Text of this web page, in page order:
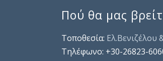
Πού θα μας
Τοποθεσία:
Τηλέφωνo: +30-26823-